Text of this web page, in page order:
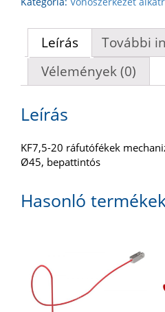
Leírás
További
Vélemények (0)
Leírás
KF7,5-20 ráfutófékek
Ø45, bepattintós
Hasonló